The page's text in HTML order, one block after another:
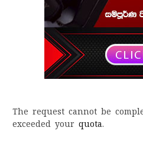
The request cannot be
exceeded your quota.